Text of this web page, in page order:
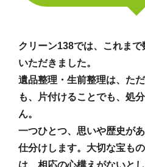
クリーン138では、これま
いただきました。
遺品整理・生前整理は、た
も、片付けることでも、処
ん。
一つひとつ、思いや歴史が
仕分けします。大切な宝も